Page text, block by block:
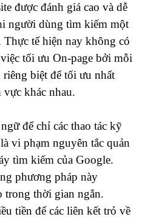
được đánh giá cao và dễ
người dùng tìm kiếm một
tế hiện nay không có
tối ưu On-page bởi mỗi
biệt để tối ưu nhất
khác nhau.
để chỉ các thao tác kỹ
vi phạm nguyên tắc quản
tìm kiếm của Google.
phương pháp này
trong thời gian ngắn.
tiền để các liên kết trỏ về